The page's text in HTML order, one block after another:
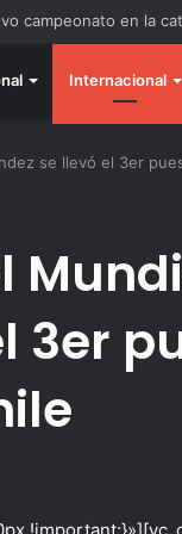
la gran final del
Internacional
se llevó el 3er
3er